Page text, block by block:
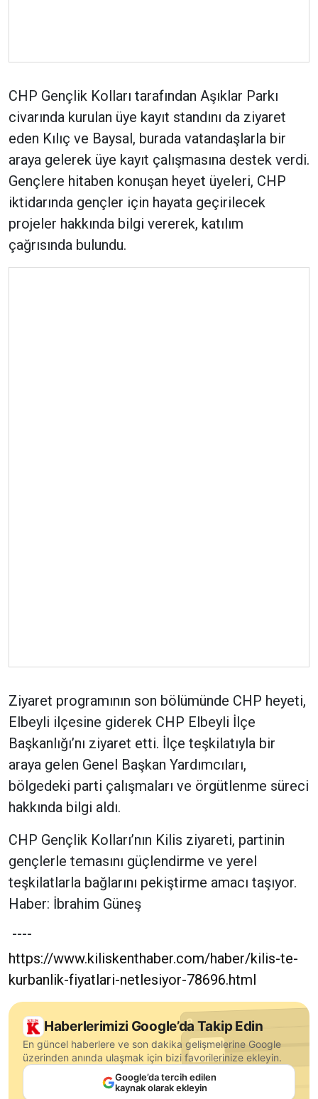
CHP Gençlik Kolları tarafından Aşıklar Parkı
civarında kurulan üye kayıt standını da ziyaret
eden Kılıç ve Baysal, burada vatandaşlarla bir
araya gelerek üye kayıt çalışmasına destek verdi.
Gençlere hitaben konuşan heyet üyeleri, CHP
iktidarında gençler için hayata geçirilecek
projeler hakkında bilgi vererek, katılım
çağrısında bulundu.
Ziyaret programının son bölümünde CHP heyeti,
Elbeyli ilçesine giderek CHP Elbeyli İlçe
Başkanlığı’nı ziyaret etti. İlçe teşkilatıyla bir
araya gelen Genel Başkan Yardımcıları,
bölgedeki parti çalışmaları ve örgütlenme süreci
hakkında bilgi aldı.
CHP Gençlik Kolları’nın Kilis ziyareti, partinin
gençlerle temasını güçlendirme ve yerel
teşkilatlarla bağlarını pekiştirme amacı taşıyor.
Haber: İbrahim Güneş
----
https://www.kiliskenthaber.com/haber/kilis-te-
kurbanlik-fiyatlari-netlesiyor-78696.html
Haberlerimizi Google’da Takip Edin
En güncel haberlere ve son dakika gelişmelerine Google
üzerinden anında ulaşmak için bizi favorilerinize ekleyin.
Google’da tercih edilen
kaynak olarak ekleyin